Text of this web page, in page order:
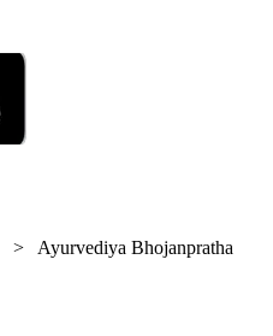
> Ayurvediya Bhojanpratha